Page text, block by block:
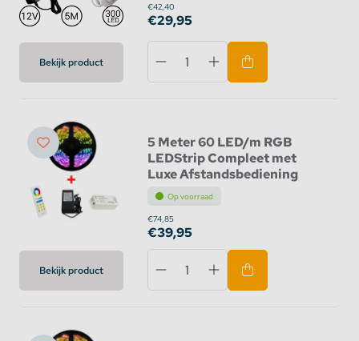
Bekijk product
€42,40
€29,95
Bekijk product
5 Meter 60 LED/m RGB
LEDStrip Compleet met
Luxe Afstandsbediening
Op voorraad
€74,85
€39,95